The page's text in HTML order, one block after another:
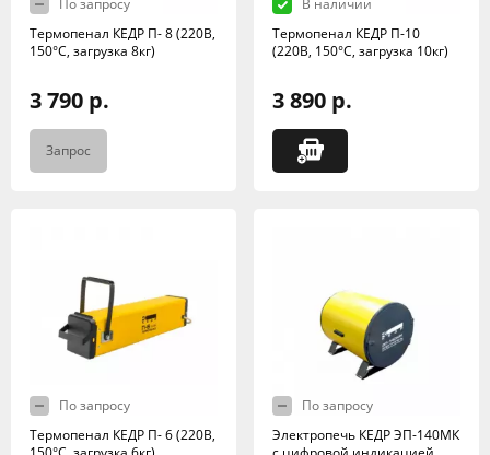
По запросу
Термопенал КЕДР П- 8 (220В,
150°C, загрузка 8кг)
3 790 р.
Запрос
В наличии
Термопенал КЕДР П-10
(220В, 150°C, загрузка 10кг)
3 890 р.
По запросу
Термопенал КЕДР П- 6 (220В,
По запросу
Электропечь КЕДР ЭП-140МК